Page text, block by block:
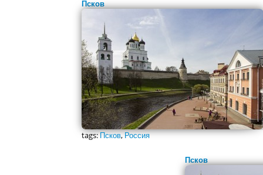
Псков
tags:Псков,Россия
Псков